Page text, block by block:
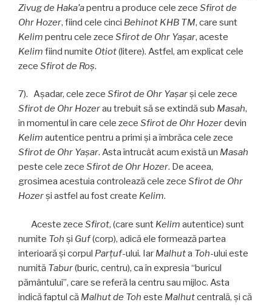
Zivug de Haka’apentru a produce cele zece Sfirotde
Ohr Hozer, fiind cele cinci Behinot KHB TM, care sunt
Kelim pentru cele zece Sfirotde Ohr Yaşar, aceste
Kelim fiind numite Otiot(litere). Astfel, am explicat cele
zece Sfirot de Roş.
7). Aşadar, cele zece Sfirot de Ohr Yaşarși cele zece
Sfirotde Ohr Hozerau trebuit să se extindă sub Masah,
în momentul în care cele zece Sfirotde Ohr Hozerdevin
Kelim autentice pentru a primi şi a îmbrăca cele zece
Sfirotde Ohr Yaşar. Asta întrucât acum există un Masah
peste cele zece Sfirotde Ohr Hozer. De aceea,
grosimea acestuia controlează cele zece Sfirotde Ohr
Hozerşi astfel au fost create Kelim.
Aceste zece Sfirot, (care sunt Kelim autentice) sunt
numite Toh și Guf(corp), adică ele formează partea
interioară şi corpul Parţuf-ului. Iar Malhuta Toh-ului este
numită Tabur(buric, centru), ca în expresia “buricul
pământului”, care se referă la centru sau mijloc. Asta
indică faptul că Malhut de Toh este Malhutcentrală, şi că